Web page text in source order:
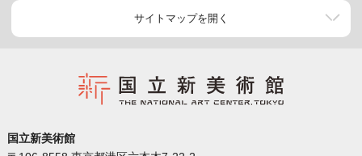
サイトマップを開く
国立新美術館